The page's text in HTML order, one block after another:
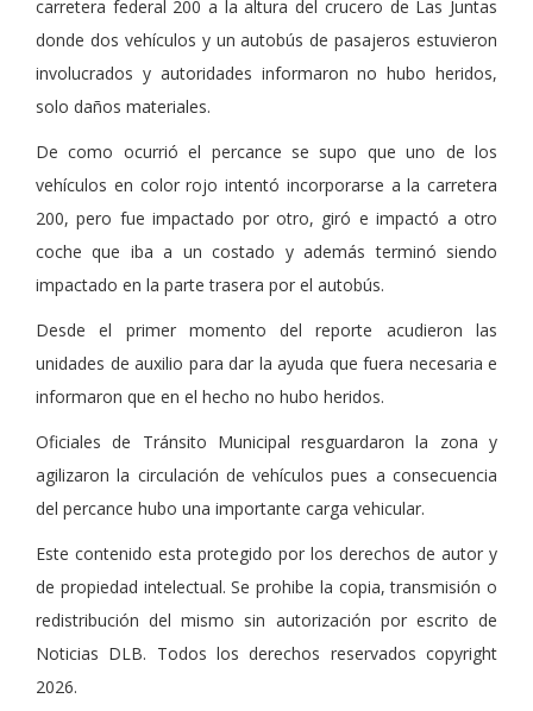
carretera federal 200 a la altura del crucero de Las Juntas
donde dos vehículos y un autobús de pasajeros estuvieron
involucrados y autoridades informaron no hubo heridos,
solo daños materiales.
De como ocurrió el percance se supo que uno de los
vehículos en color rojo intentó incorporarse a la carretera
200, pero fue impactado por otro, giró e impactó a otro
coche que iba a un costado y además terminó siendo
impactado en la parte trasera por el autobús.
Desde el primer momento del reporte acudieron las
unidades de auxilio para dar la ayuda que fuera necesaria e
informaron que en el hecho no hubo heridos.
Oficiales de Tránsito Municipal resguardaron la zona y
agilizaron la circulación de vehículos pues a consecuencia
del percance hubo una importante carga vehicular.
Este contenido esta protegido por los derechos de autor y
de propiedad intelectual. Se prohibe la copia, transmisión o
redistribución del mismo sin autorización por escrito de
Noticias DLB. Todos los derechos reservados copyright
2026.